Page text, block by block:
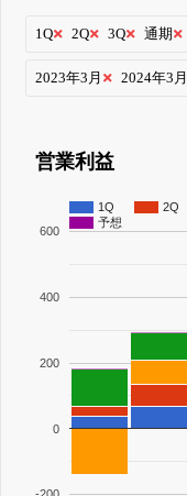
1Q 2Q 3Q 通期
2023年3月 2024年3月
営業利益
1Q 2Q
予想
0
200
400
600